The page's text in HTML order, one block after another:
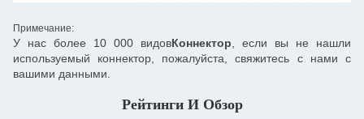
Примечание:
У нас более 10 000 видовКоннектор , если вы не нашли
используемый коннектор, пожалуйста, свяжитесь с нами с
вашими данными.
Рейтинги И Обзор